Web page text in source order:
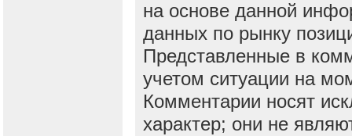
на основе данной
данных по рынку
Представленные в
учетом ситуации на
Комментарии носят
характер; они не